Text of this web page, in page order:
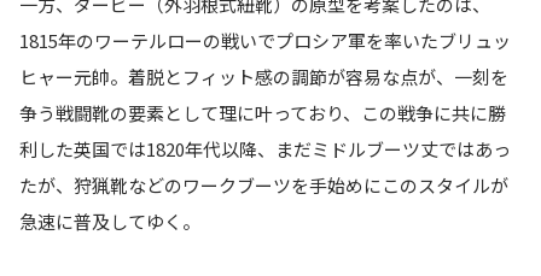
1815年のワーテルローの戦いでプロシア軍を率いたブリュッ
ヒャー元帥。着脱とフィット感の調節が容易な点が、一刻を
争う戦闘靴の要素として理に叶っており、この戦争に共に勝
利した英国では1820年代以降、まだミドルブーツ丈ではあっ
たが、狩猟靴などのワークブーツを手始めにこのスタイルが
急速に普及してゆく。